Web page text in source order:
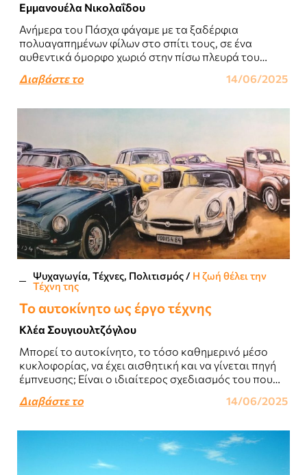
Εμμανουέλα Νικολαΐδου
Ανήμερα του Πάσχα φάγαμε με τα ξαδέρφια
πολυαγαπημένων φίλων στο σπίτι τους, σε ένα
αυθεντικά όμορφο χωριό στην πίσω πλευρά του
Διαβάστε το 14/06/2025
Ψυχαγωγία, Τέχνες, Πολιτισμός/ Η ζωή θέλει την
Τέχνη της
Το αυτοκίνητο ως έργο τέχνης
Κλέα Σουγιουλτζόγλου
Μπορεί το αυτοκίνητο, το τόσο καθημερινό μέσο
κυκλοφορίας, να έχει αισθητική και να γίνεται πηγή
έμπνευσης; Είναι ο ιδιαίτερος σχεδιασμός του που
Διαβάστε το 14/06/2025